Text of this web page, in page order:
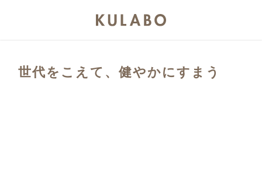
世代をこえて、健やかにすまう